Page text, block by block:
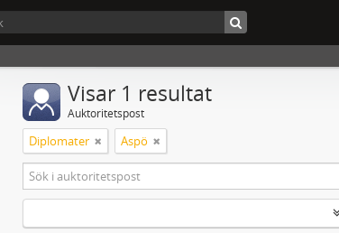
Visar 1 resultat
Auktoritetspost
Diplomater Aspö